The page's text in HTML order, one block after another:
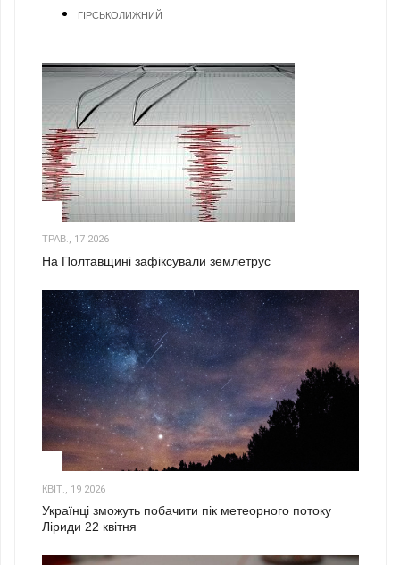
ГІРСЬКОЛИЖНИЙ
ТРАВ., 17 2026
На Полтавщині зафіксували землетрус
КВІТ., 19 2026
Українці зможуть побачити пік метеорного потоку
Ліриди 22 квітня